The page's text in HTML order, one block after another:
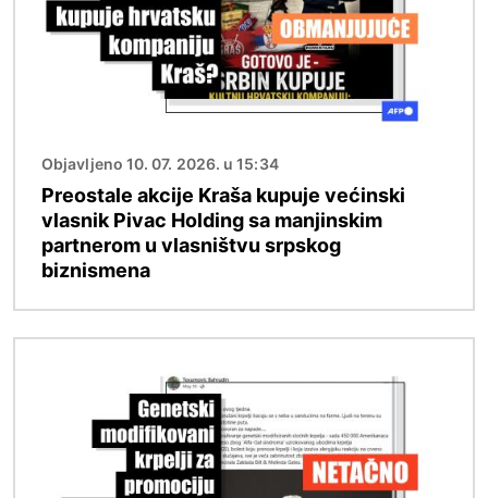
Objavljeno 10. 07. 2026. u 15:34
Preostale akcije Kraša kupuje većinski
vlasnik Pivac Holding sa manjinskim
partnerom u vlasništvu srpskog
biznismena